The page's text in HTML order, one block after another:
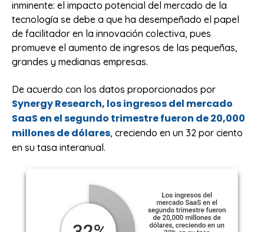
inminente: el impacto potencial del mercado de la
tecnología se debe a que ha desempeñado el papel
de facilitador en la innovación colectiva, pues
promueve el aumento de ingresos de las pequeñas,
grandes y medianas empresas.
De acuerdo con los datos proporcionados por
Synergy Research, los ingresos del mercado
SaaS en el segundo trimestre fueron de 20,000
millones de dólares, creciendo en un 32 por ciento
en su tasa interanual.